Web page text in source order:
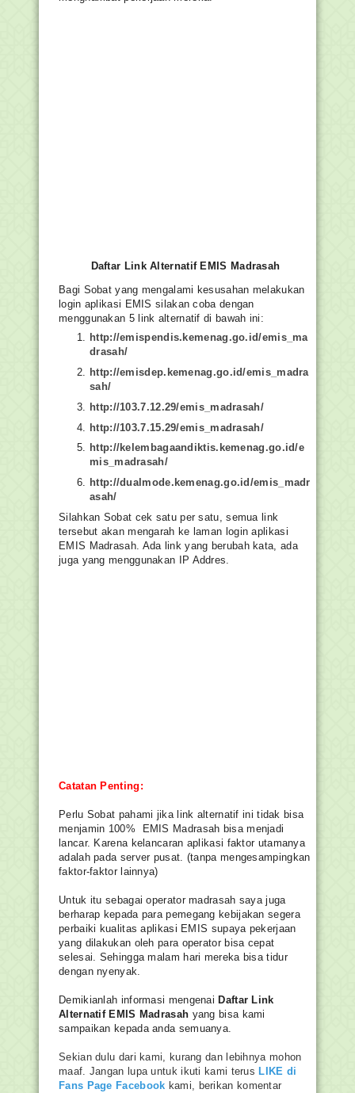
Daftar Link Alternatif EMIS Madrasah
Bagi Sobat yang mengalami kesusahan melakukan
login aplikasi EMIS silakan coba dengan
menggunakan 5 link alternatif di bawah ini:
http://emispendis.kemenag.go.id/emis_ma
drasah/
http://emisdep.kemenag.go.id/emis_madra
sah/
http://103.7.12.29/emis_madrasah/
http://103.7.15.29/emis_madrasah/
http://kelembagaandiktis.kemenag.go.id/e
mis_madrasah/
http://dualmode.kemenag.go.id/emis_madr
asah/
Silahkan Sobat cek satu per satu, semua link
tersebut akan mengarah ke laman login aplikasi
EMIS Madrasah. Ada link yang berubah kata, ada
juga yang menggunakan IP Addres.
Catatan Penting:
Perlu Sobat pahami jika link alternatif ini tidak bisa
menjamin 100% EMIS Madrasah bisa menjadi
lancar. Karena kelancaran aplikasi faktor utamanya
adalah pada server pusat. (tanpa mengesampingkan
faktor-faktor lainnya)
Untuk itu sebagai operator madrasah saya juga
berharap kepada para pemegang kebijakan segera
perbaiki kualitas aplikasi EMIS supaya pekerjaan
yang dilakukan oleh para operator bisa cepat
selesai. Sehingga malam hari mereka bisa tidur
dengan nyenyak.
Demikianlah informasi mengenai Daftar Link
Alternatif EMIS Madrasah yang bisa kami
sampaikan kepada anda semuanya.
Sekian dulu dari kami, kurang dan lebihnya mohon
maaf. Jangan lupa untuk ikuti kami terus LIKE di
Fans Page Facebook kami, berikan komentar